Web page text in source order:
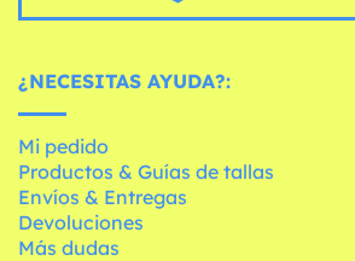
¿NECESITAS AYUDA?:
Mi pedido
Productos & Guías de tallas
Envíos & Entregas
Devoluciones
Más dudas